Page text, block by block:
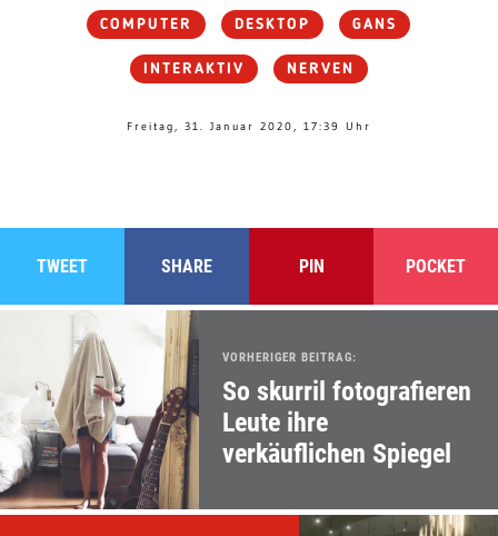
COMPUTER DESKTOP GANS
INTERAKTIV NERVEN
Freitag, 31. Januar 2020, 17:39 Uhr
TWEET SHARE PIN POCKET
VORHERIGER BEITRAG:
So skurril fotografieren
Leute ihre
verkäuflichen Spiegel